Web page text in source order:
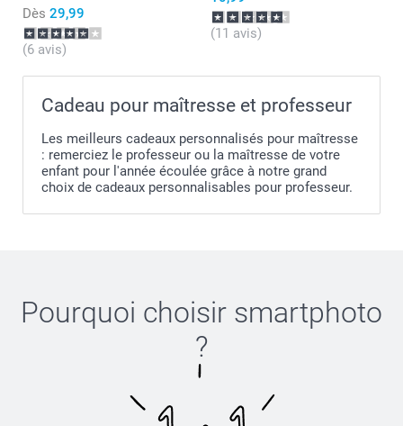
Dès 29,99
(6 avis)
(11 avis)
Cadeau pour maîtresse et professeur
Les meilleurs cadeaux personnalisés pour maîtresse
: remerciez le professeur ou la maîtresse de votre
enfant pour l'année écoulée grâce à notre grand
choix de cadeaux personnalisables pour professeur.
Pourquoi choisir smartphoto
?